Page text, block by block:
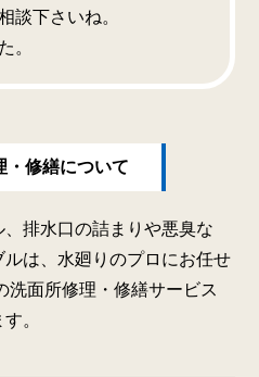
談下さいね。
。
・修繕について
排水口の詰まりや悪臭な
は、水廻りのプロにお任せ
洗面所修理・修繕サービス
。